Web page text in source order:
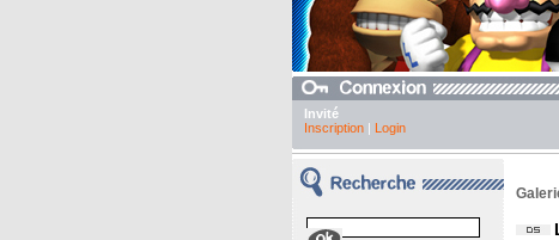
Invité
Inscription| Login